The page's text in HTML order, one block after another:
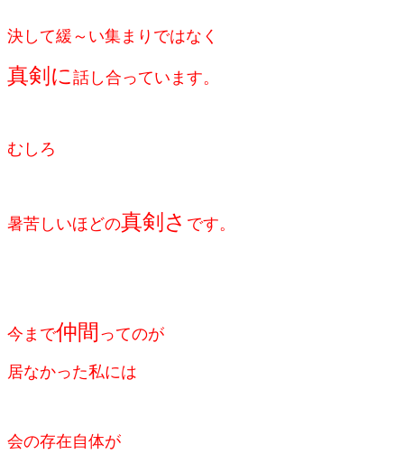
決して緩～い集まりではなく
真剣に 話し合っています。
むしろ
暑苦しいほどの真剣さ です。
今まで仲間 ってのが
居なかった私には
会の存在自体が